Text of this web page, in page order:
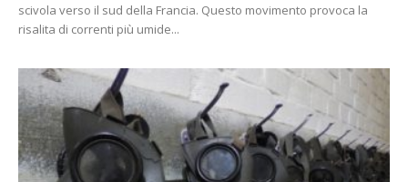
scivola verso il sud della Francia. Questo movimento provoca la
risalita di correnti più umide...